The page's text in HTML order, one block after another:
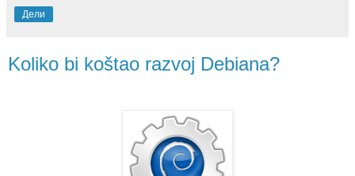
Дели
Koliko bi koštao razvoj Debiana?